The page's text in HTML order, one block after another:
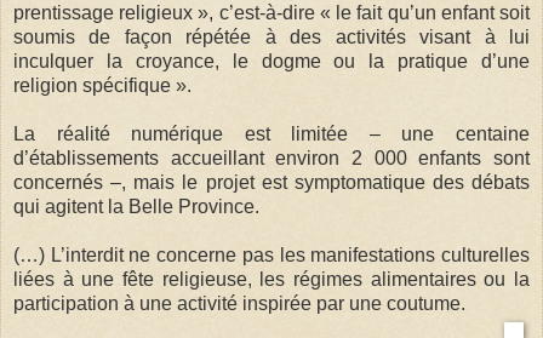
prentissage religieux », c’est-à-dire « le fait qu’un enfant soit
soumis de façon répétée à des activités visant à lui
inculquer la croyance, le dogme ou la pratique d’une
religion spécifique ».
La réalité numérique est limitée – une centaine
d’établissements accueil­lant environ 2 000 enfants sont
concernés –, mais le projet est symptomatique des débats
qui agitent la Belle Province.
(…) L’interdit ne concerne pas les manifestations culturelles
liées à une fête religieuse, les régimes alimentaires ou la
participation à une activité inspirée par une coutume.